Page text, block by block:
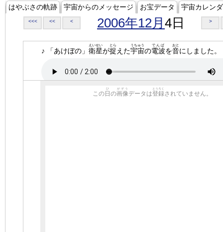
はやぶさの軌跡 宇宙からのメッセージ お宝データ 宇宙カレン
<<< << < 2006年12月 4日 >
♪ 「あけぼの」 衛星
えいせい
が捉
とら
えた宇宙
うちゅう
の電波
でんぱ
を音
おと
にしました。
この 日
ひ
の画像
がぞう
データは登録
とうろく
されていません。